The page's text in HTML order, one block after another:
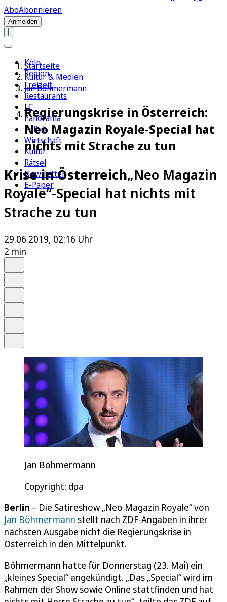
AboAbonnieren
Anmelden
Köln
Region
Freizeit
Restaurants
FC
Panorama
Politik
Wirtschaft
Kultur
Rätsel
Newsletter
E-Paper
Startseite
Kultur & Medien
Jan Böhmermann
Regierungskrise in Österreich:
Neo Magazin Royale-Special hat
nichts mit Strache zu tun
Krise in Österreich„Neo Magazin
Royale“-Special hat nichts mit
Strache zu tun
29.06.2019, 02:16 Uhr
2 min
Jan Böhmermann
Copyright: dpa
Berlin – Die Satireshow „Neo Magazin Royale“ von
Jan Böhmermann stellt nach ZDF-Angaben in ihrer
nächsten Ausgabe nicht die Regierungskrise in
Österreich in den Mittelpunkt.
Böhmermann hatte für Donnerstag (23. Mai) ein
„kleines Special“ angekündigt. „Das „Special“ wird im
Rahmen der Show sowie Online stattfinden und hat